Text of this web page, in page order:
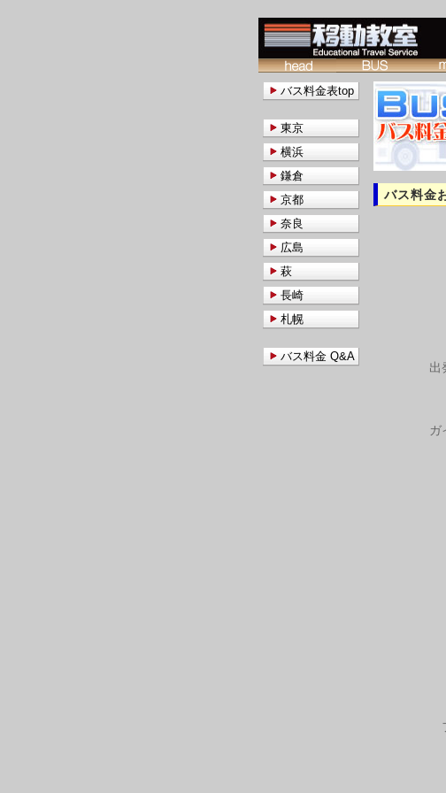
バス料金
出
ガ
バス料金表top
東京
横浜
鎌倉
京都
奈良
広島
萩
長崎
札幌
バス料金 Q&A